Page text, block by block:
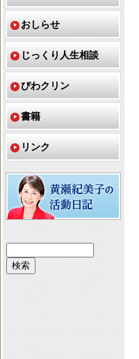
おしらせ
じっくり人生相談
びわクリン
書籍
リンク